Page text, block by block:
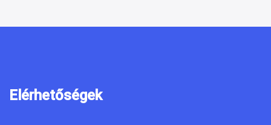
Elérhetőségek